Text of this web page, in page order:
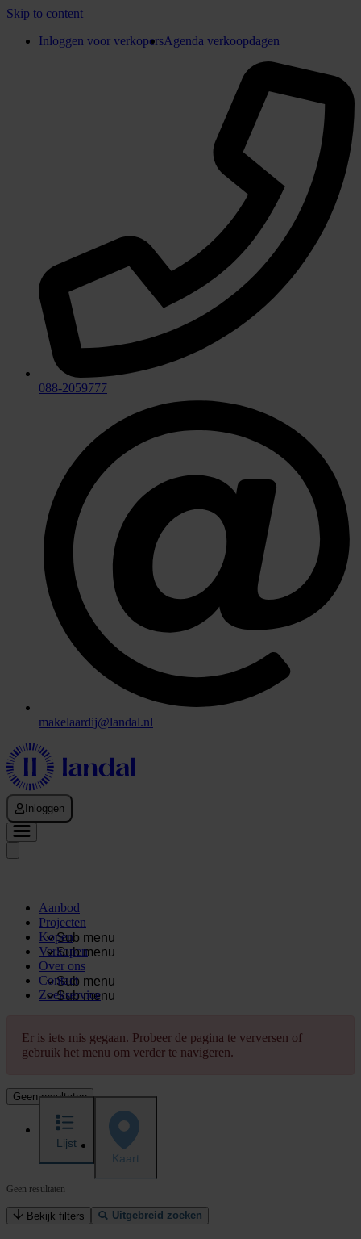
Skip to content
Inloggen voor verkopersAgenda verkoopdagen
088-2059777
makelaardij@landal.nl
Inloggen
Aanbod
Projecten
Sub menu
Kopen
Sub menu
Verkopen
Over ons
Sub menu
Contact
Sub menu
Zoekservice
Er is iets mis gegaan. Probeer de pagina te verversen of
gebruik het menu om verder te navigeren.
Geen resultaten
Lijst
Kaart
Geen resultaten
Bekijk filters Uitgebreid zoeken